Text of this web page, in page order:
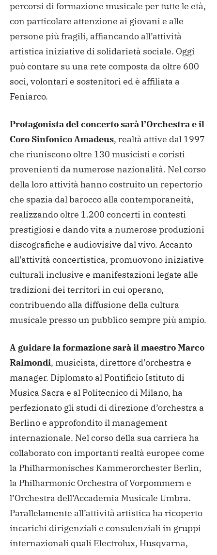
percorsi di formazione musicale per tutte le età,
con particolare attenzione ai giovani e alle
persone più fragili, affiancando all’attività
artistica iniziative di solidarietà sociale. Oggi
può contare su una rete composta da oltre 600
soci, volontari e sostenitori ed è affiliata a
Feniarco.
Protagonista del concerto sarà l’Orchestra e il
Coro Sinfonico Amadeus, realtà attive dal 1997
che riuniscono oltre 130 musicisti e coristi
provenienti da numerose nazionalità. Nel corso
della loro attività hanno costruito un repertorio
che spazia dal barocco alla contemporaneità,
realizzando oltre 1.200 concerti in contesti
prestigiosi e dando vita a numerose produzioni
discografiche e audiovisive dal vivo. Accanto
all’attività concertistica, promuovono iniziative
culturali inclusive e manifestazioni legate alle
tradizioni dei territori in cui operano,
contribuendo alla diffusione della cultura
musicale presso un pubblico sempre più ampio.
A guidare la formazione sarà il maestro Marco
Raimondi, musicista, direttore d’orchestra e
manager. Diplomato al Pontificio Istituto di
Musica Sacra e al Politecnico di Milano, ha
perfezionato gli studi di direzione d’orchestra a
Berlino e approfondito il management
internazionale. Nel corso della sua carriera ha
collaborato con importanti realtà europee come
la Philharmonisches Kammerorchester Berlin,
la Philharmonic Orchestra of Vorpommern e
l’Orchestra dell’Accademia Musicale Umbra.
Parallelamente all’attività artistica ha ricoperto
incarichi dirigenziali e consulenziali in gruppi
internazionali quali Electrolux, Husqvarna,